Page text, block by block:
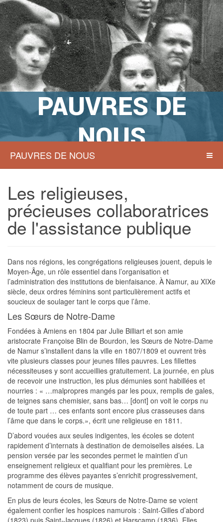
PAUVRES DE
NOUS
Actions sociales à Namur hier et
aujourd’hui
PAUVRES DE NOUS
Les religieuses,
précieuses collaboratrices
de l'assistance publique
Dans nos régions, les congrégations religieuses jouent, depuis le
Moyen-Âge, un rôle essentiel dans l’organisation et
l’administration des institutions de bienfaisance. À Namur, au XIXe
siècle, deux ordres féminins sont particulièrement actifs et
soucieux de soulager tant le corps que l’âme.
Les Sœurs de Notre-Dame
Fondées à Amiens en 1804 par Julie Billiart et son amie
aristocrate Françoise Blin de Bourdon, les Sœurs de Notre-Dame
de Namur s’installent dans la ville en 1807/1809 et ouvrent très
vite plusieurs classes pour jeunes filles pauvres. Les fillettes
nécessiteuses y sont accueillies gratuitement. La journée, en plus
de recevoir une instruction, les plus démunies sont habillées et
nourries : « …malpropres mangés par les poux, remplis de gales,
de teignes sans chemisier, sans bas… [dont] on voit le corps nu
de toute part … ces enfants sont encore plus crasseuses dans
l’âme que dans le corps.», écrit une religieuse en 1811.
D’abord vouées aux seules indigentes, les écoles se dotent
rapidement d’internats à destination de demoiselles aisées. La
pension versée par les secondes permet le maintien d’un
enseignement religieux et qualifiant pour les premières. Le
programme des élèves payantes s’enrichit progressivement,
notamment de cours de musique.
En plus de leurs écoles, les Sœurs de Notre-Dame se voient
également confier les hospices namurois : Saint-Gilles d’abord
(1823) puis Saint-Jacques (1826) et Harscamp (1836). Elles